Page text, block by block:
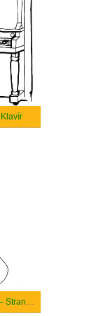
Hudební Nástroje – Strana 17